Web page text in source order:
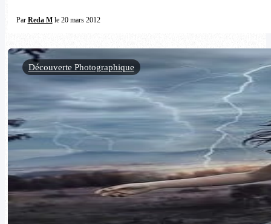
Par Reda Mle 20 mars 2012
Découverte Photographique